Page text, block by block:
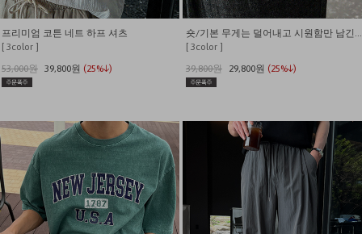
프리미엄 코튼 네트 하프 셔츠
[ 3color ]
53,000원 39,800원 (25%↓)
[ 3color ]
39,800원
29,800원 (25%↓)